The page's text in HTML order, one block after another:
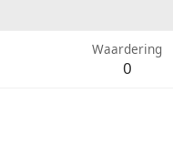
Waardering
0